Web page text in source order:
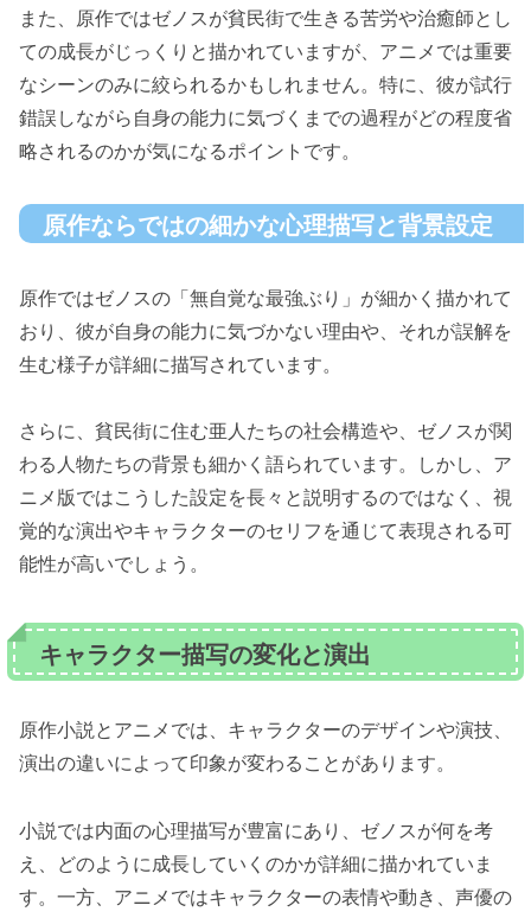
また、原作ではゼノスが貧民街で生きる苦労や治癒師とし
ての成長がじっくりと描かれていますが、アニメでは重要
なシーンのみに絞られるかもしれません。特に、彼が試行
錯誤しながら自身の能力に気づくまでの過程がどの程度省
略されるのかが気になるポイントです。
原作ならではの細かな心理描写と背景設定
原作ではゼノスの「無自覚な最強ぶり」が細かく描かれて
おり、彼が自身の能力に気づかない理由や、それが誤解を
生む様子が詳細に描写されています。
さらに、貧民街に住む亜人たちの社会構造や、ゼノスが関
わる人物たちの背景も細かく語られています。しかし、ア
ニメ版ではこうした設定を長々と説明するのではなく、視
覚的な演出やキャラクターのセリフを通じて表現される可
能性が高いでしょう。
キャラクター描写の変化と演出
原作小説とアニメでは、キャラクターのデザインや演技、
演出の違いによって印象が変わることがあります。
小説では内面の心理描写が豊富にあり、ゼノスが何を考
え、どのように成長していくのかが詳細に描かれていま
す。一方、アニメではキャラクターの表情や動き、声優の